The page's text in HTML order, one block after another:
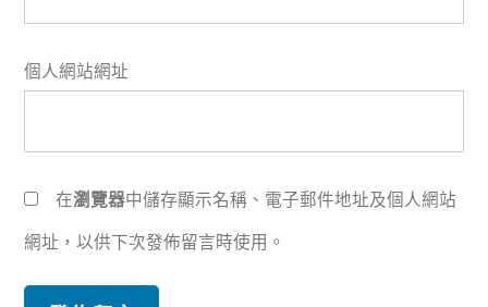
個人網站網址
在瀏覽器中儲存顯示名稱、電子郵件地址及個人網站
網址，以供下次發佈留言時使用。